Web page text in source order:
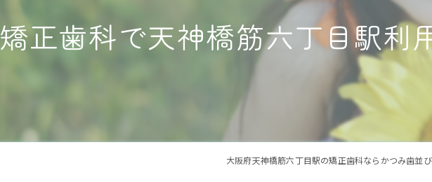
矯正歯科で天神橋筋六丁目駅利
大阪府天神橋筋六丁目駅の矯正歯科ならかつみ歯並